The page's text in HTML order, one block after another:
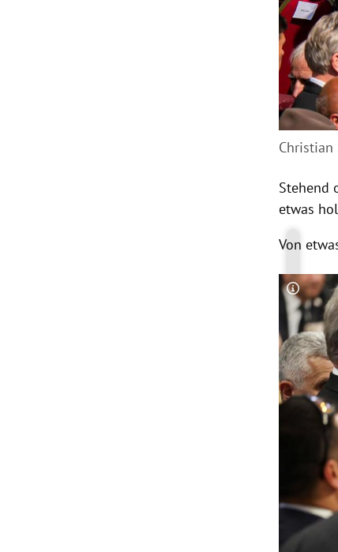
Christian
Stehend
etwas
Von